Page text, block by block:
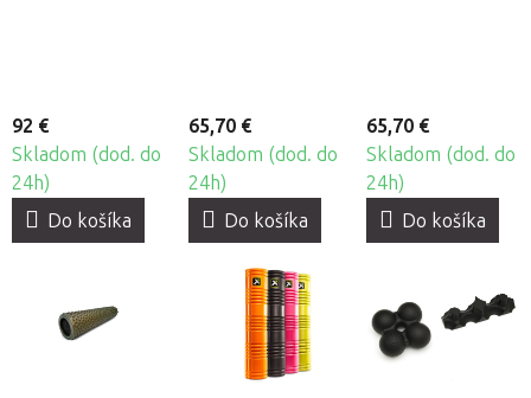
92 €
Skladom (dod. do
24h)
Do košíka
65,70 €
Skladom (dod. do
24h)
Do košíka
65,70 €
Skladom (dod. do
24h)
Do košíka